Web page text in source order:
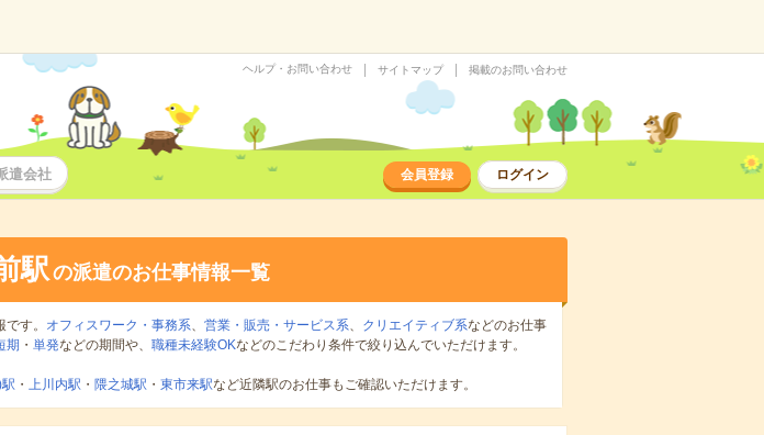
ヘルプ・お問い合わせ サイトマップ 掲載のお問い合わせ
遣会社 会員登録 ログイン
駅の派遣のお仕事情報一覧
す。 オフィスワーク・事務系、 営業・販売・サービス系、 クリエイティブ系などのお仕事
期 ・ 単発などの期間や、 職種未経験OKなどのこだわり条件で絞り込んでいただけます。
・ 上川内駅 ・ 隈之城駅 ・ 東市来駅など近隣駅のお仕事もご確認いただけます。